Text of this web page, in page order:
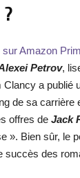
?
Amazon
Petrov,
a publié
de sa carrière
offres de Jack
». Bien sûr, le
succès des